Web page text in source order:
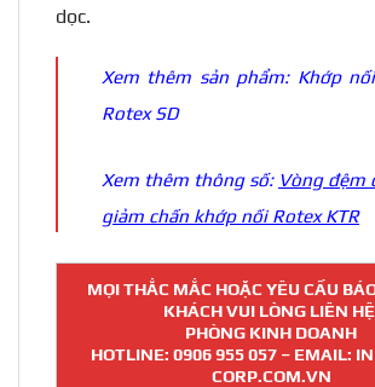
dọc.
Xem thêm sản phẩm: Khớp
Rotex SD
Xem thêm thông số: Vòng đệm
giảm chấn khớp nối Rotex KTR
MỌI THẮC MẮC HOẶC YÊU CẦU
KHÁCH VUI LÒNG LIÊN
PHÒNG KINH DOANH
HOTLINE: 0906 955 057– EMAIL:
CORP.COM.VN